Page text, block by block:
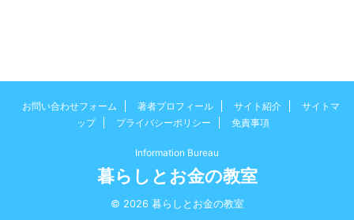
お問い合わせフォーム 著者プロフィール サイト紹介
サイトマ
ップ
プライバシーポリシー 免責事項
Information Bureau
暮らしとお金の教室
© 2026 暮らしとお金の教室